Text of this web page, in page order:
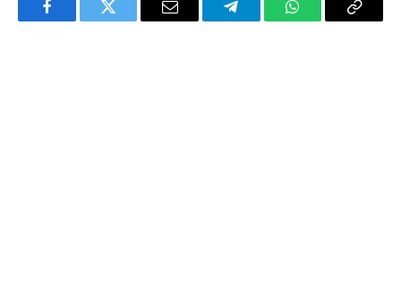
FacebookTwitter Email TelegramWhatsAppCopy